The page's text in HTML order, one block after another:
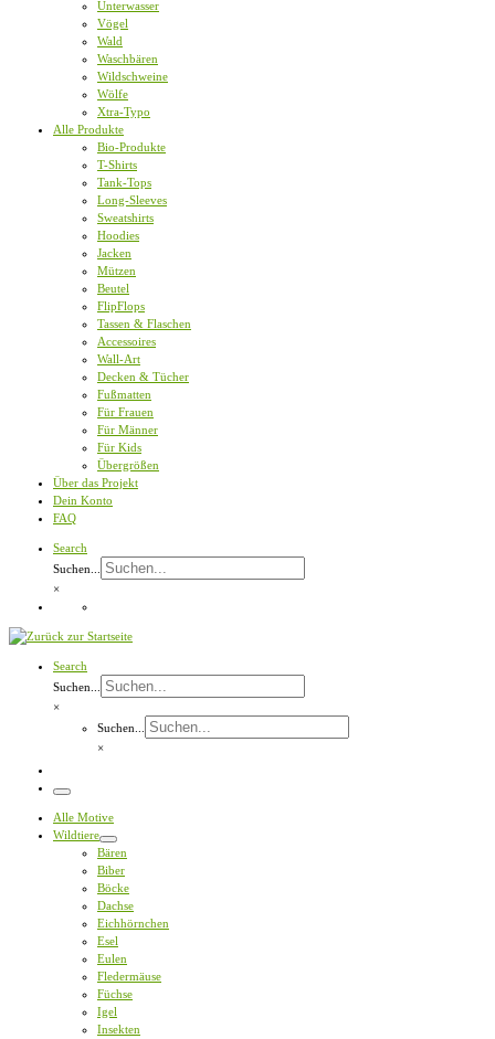
Unterwasser
Vögel
Wald
Waschbären
Wildschweine
Wölfe
Xtra-Typo
Alle Produkte
Bio-Produkte
T-Shirts
Tank-Tops
Long-Sleeves
Sweatshirts
Hoodies
Jacken
Mützen
Beutel
FlipFlops
Tassen & Flaschen
Accessoires
Wall-Art
Decken & Tücher
Fußmatten
Für Frauen
Für Männer
Für Kids
Übergrößen
Über das Projekt
Dein Konto
FAQ
Search
Suchen...
×
Search
Suchen...
×
Suchen...
×
Menü
Alle Motive
Wildtiere
Bären
Biber
Böcke
Dachse
Eichhörnchen
Esel
Eulen
Fledermäuse
Füchse
Igel
Insekten